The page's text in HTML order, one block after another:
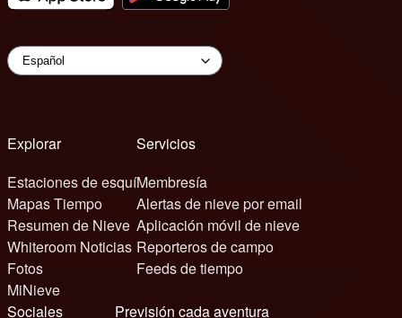
Explorar
Estaciones de esquí
Mapas Tiempo
Resumen de Nieve
Whiteroom Noticias
Fotos
MiNieve
Servicios
Membresía
Alertas de nieve por email
Aplicación móvil de nieve
Reporteros de campo
Feeds de tiempo
Sociales
Previsión cada aventura